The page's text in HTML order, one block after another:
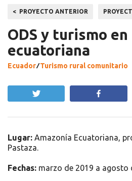
Navegación
de
entradas
PROYECTO ANTERIOR
ODS y turismo
ecuatoriana
Ecuador⁄ Turismo rural comunitario
Lugar: Amazonía Ecuatoriana,
Pastaza.
Fechas: marzo de 2019 a agosto